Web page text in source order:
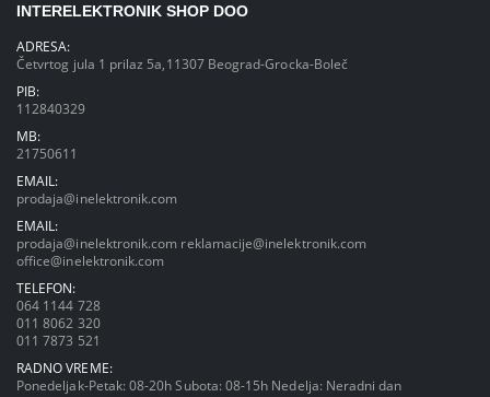
INTERELEKTRONIK SHOP DOO
ADRESA:
Četvrtog jula 1 prilaz 5a,11307 Beograd-Grocka-Boleč
PIB:
112840329
MB:
21750611
EMAIL:
prodaja@inelektronik.com
EMAIL:
prodaja@inelektronik.com reklamacije@inelektronik.com
office@inelektronik.com
TELEFON:
064 1144 728
011 8062 320
011 7873 521
RADNO VREME:
Ponedeljak-Petak: 08-20h Subota: 08-15h Nedelja: Neradni dan